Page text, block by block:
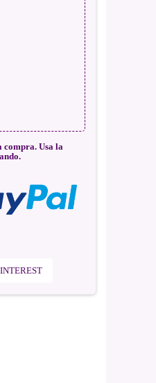
compra. Usa la